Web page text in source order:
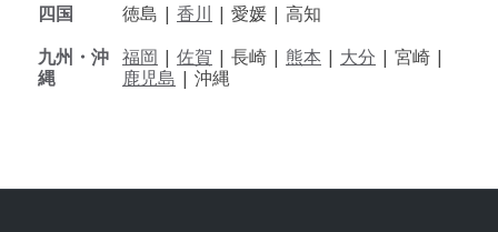
四国
徳島 | 香川 | 愛媛 | 高知
九州・沖
縄
福岡 | 佐賀 | 長崎 | 熊本 | 大分 | 宮崎 |
鹿児島 | 沖縄